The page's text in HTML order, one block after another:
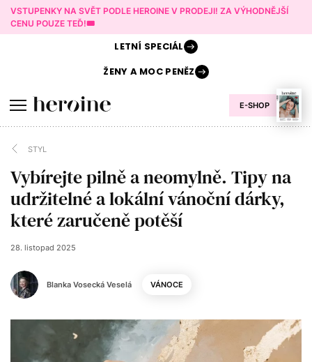
VSTUPENKY NA SVĚT PODLE HEROINE V PRODEJI! ZA VÝHODNĚJŠÍ
CENU POUZE TEĎ!🎟️
E-SHOP
LETNÍ SPECIÁL
ŽENY AMOC PENĚZ
STYL
Vybírejte pilně a neomylně. Tipy na
udržitelné a lokální vánoční dárky,
které zaručeně potěší
Blanka Vosecká Veselá
28. listopad 2025
VÁNOCE